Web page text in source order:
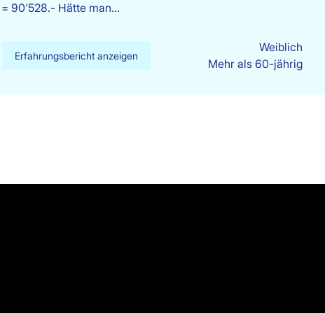
90'528.- Hätte man…
Erfahrungsbericht anzeigen
Weiblich
Mehr als 60-jährig